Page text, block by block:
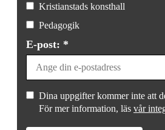
Kristianstads konsthall
Pedagogik
E-post: *
Dina uppgifter kommer inte att
För mer information, läs vår